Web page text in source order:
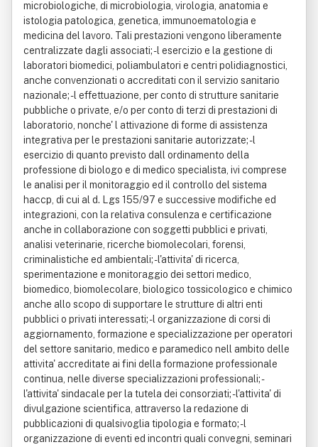
microbiologiche, di microbiologia, virologia, anatomia e
istologia patologica, genetica, immunoematologia e
medicina del lavoro. Tali prestazioni vengono liberamente
centralizzate dagli associati; - l esercizio e la gestione di
laboratori biomedici, poliambulatori e centri polidiagnostici,
anche convenzionati o accreditati con il servizio sanitario
nazionale; - l effettuazione, per conto di strutture sanitarie
pubbliche o private, e/o per conto di terzi di prestazioni di
laboratorio, nonche' l attivazione di forme di assistenza
integrativa per le prestazioni sanitarie autorizzate; - l
esercizio di quanto previsto dall ordinamento della
professione di biologo e di medico specialista, ivi comprese
le analisi per il monitoraggio ed il controllo del sistema
haccp, di cui al d. Lgs 155/97 e successive modifiche ed
integrazioni, con la relativa consulenza e certificazione
anche in collaborazione con soggetti pubblici e privati,
analisi veterinarie, ricerche biomolecolari, forensi,
criminalistiche ed ambientali; - l'attivita' di ricerca,
sperimentazione e monitoraggio dei settori medico,
biomedico, biomolecolare, biologico tossicologico e chimico
anche allo scopo di supportare le strutture di altri enti
pubblici o privati interessati; - l organizzazione di corsi di
aggiornamento, formazione e specializzazione per operatori
del settore sanitario, medico e paramedico nell ambito delle
attivita' accreditate ai fini della formazione professionale
continua, nelle diverse specializzazioni professionali; -
l'attivita' sindacale per la tutela dei consorziati; - l'attivita' di
divulgazione scientifica, attraverso la redazione di
pubblicazioni di qualsivoglia tipologia e formato; - l
organizzazione di eventi ed incontri quali convegni, seminari